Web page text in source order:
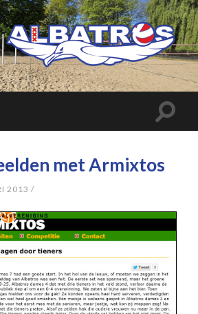
met Armixtos
2013 /